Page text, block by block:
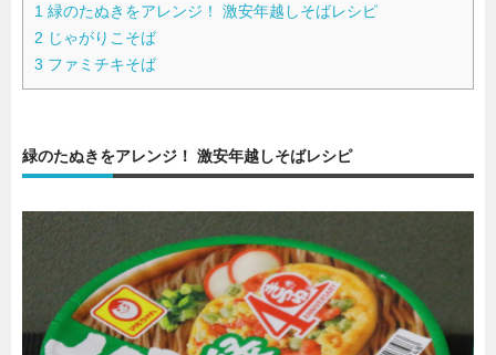
1 緑のたぬきをアレンジ！ 激安年越しそばレシピ
2 じゃがりこそば
3 ファミチキそば
緑のたぬきをアレンジ！ 激安年越しそばレシピ